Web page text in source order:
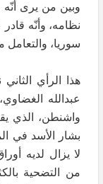
وبين من يرى أنّه
نظامه، وأنّه
سوريا، والتعامل
هذا الرأي
عبدالله
واشنطن، الذي
بشار الأسد في
لا يزال لديه
من التضحية